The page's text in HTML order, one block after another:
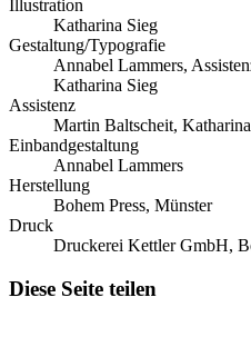
Illustration
Katharina Sieg
Gestaltung/Typografie
Annabel Lammers,
Katharina Sieg
Assistenz
Martin Baltscheit,
Einbandgestaltung
Annabel Lammers
Herstellung
Bohem Press, Münster
Druck
Druckerei Kettler GmbH,
Diese Seite teilen